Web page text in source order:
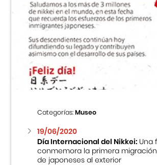
Categorías:Museo
19/06/2020
Día Internacional del Nikkei:Una
conmemora la primera
de japoneses al exterior